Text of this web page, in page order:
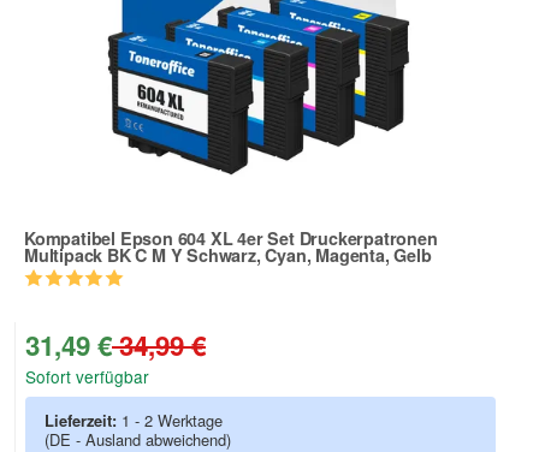
Kompatibel Epson 604 XL 4er Set Druckerpatronen
Multipack BK C M Y Schwarz, Cyan, Magenta, Gelb
31,49 €34,99 €
Sofort verfügbar
Lieferzeit: 1 - 2 Werktage
(DE - Ausland abweichend)